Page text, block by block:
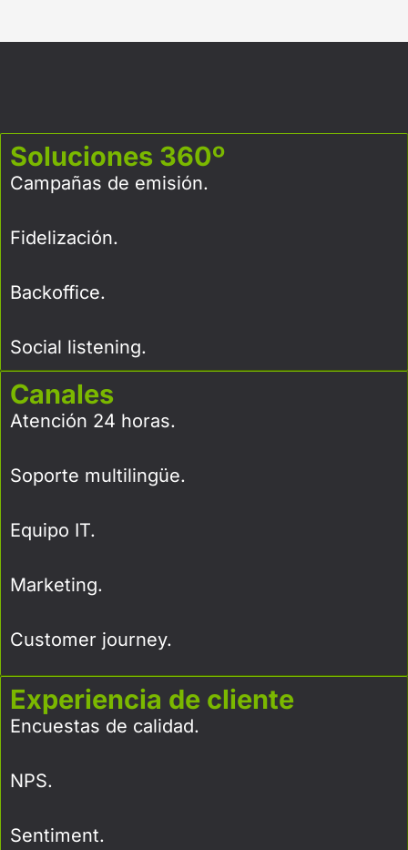
Soluciones 360º
Campañas de emisión.
Fidelización.
Backoffice.
Social listening.
Canales
Atención 24 horas.
Soporte multilingüe.
Equipo IT.
Marketing.
Customer journey.
Experiencia de cliente
Encuestas de calidad.
NPS.
Sentiment.